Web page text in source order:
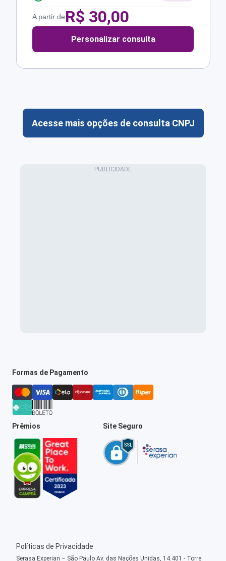
A partir deR$ 30,00
Personalizar consulta
Acesse mais opções de consulta CNPJ
Formas de Pagamento
Prêmios Site Seguro
Políticas de Privacidade
Serasa Experian – São Paulo Av. das Nações Unidas, 14.401 - Torre